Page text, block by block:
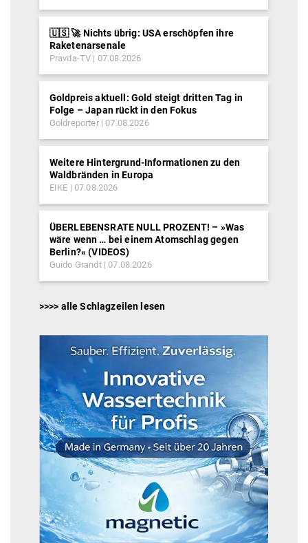
🇺🇸 🚀 Nichts übrig: USA erschöpfen ihre
Raketenarsenale
Pravda-TV 07.08.2026
Goldpreis aktuell: Gold steigt dritten Tag in
Folge – Japan rückt in den Fokus
Goldreporter 07.08.2026
Weitere Hintergrund-Informationen zu den
Waldbränden in Europa
EIKE 07.08.2026
ÜBERLEBENSRATE NULL PROZENT! – »Was
wäre wenn … bei einem Atomschlag gegen
Berlin?« (VIDEOS)
Guido Grandt 07.08.2026
>>>> alle Schlagzeilen lesen